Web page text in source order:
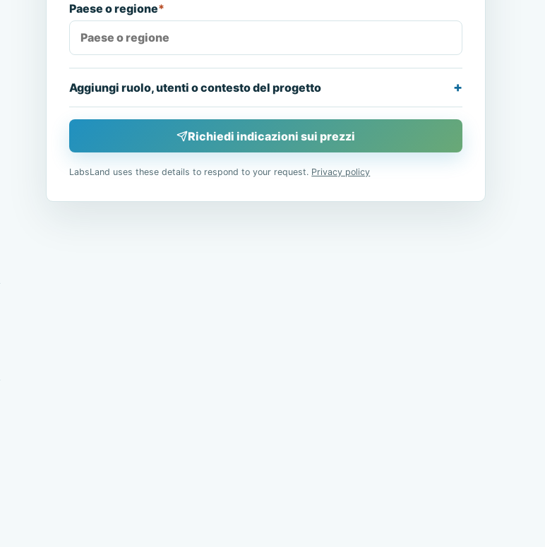
Paese o regione*
Aggiungi ruolo, utenti o contesto del progetto
Richiedi indicazioni sui prezzi
LabsLand uses these details to respond to your request. Privacy policy